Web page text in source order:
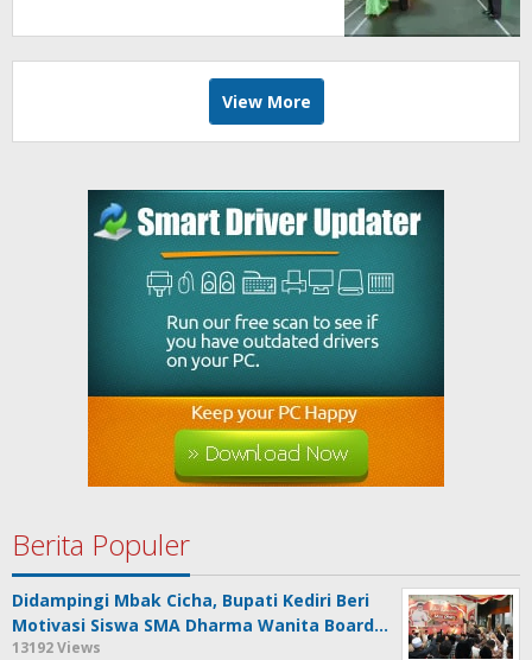
View More
Berita Populer
Didampingi Mbak Cicha, Bupati Kediri Beri
Motivasi Siswa SMA Dharma Wanita Board…
13192 Views